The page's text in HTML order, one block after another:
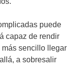
puede
capaz de rendir
más sencillo llegar
a sobresalir